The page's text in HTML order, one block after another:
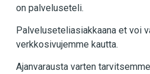
on palveluseteli.
Palveluseteliasiakkaana et voi
verkkosivujemme kautta.
Ajanvarausta varten